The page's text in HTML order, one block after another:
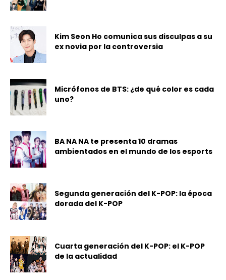
Kim Seon Ho comunica sus disculpas a su
ex novia por la controversia
Micrófonos de BTS: ¿de qué color es cada
uno?
BA NA NA te presenta 10 dramas
ambientados en el mundo de los esports
Segunda generación del K-POP: la época
dorada del K-POP
Cuarta generación del K-POP: el K-POP
de la actualidad